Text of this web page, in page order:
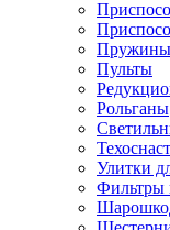
Пружины
Пульты
Рольганы
Улитки
Фильтры